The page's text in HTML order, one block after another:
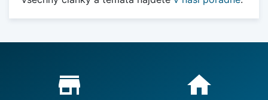
Proč nakupovat u nás?
store_mall_directory home